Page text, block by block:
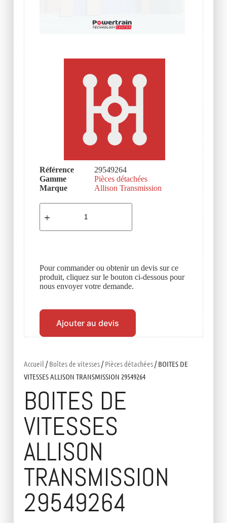
Accueil /Boîtes de vitesses/Pièces détachées/ BOITES DE
VITESSES ALLISON TRANSMISSION 29549264
BOITES DE
VITESSES
ALLISON
TRANSMISSION
29549264
Référence
29549264
Gamme
Pièces détachées
Marque
Allison Transmission
Pour commander ou obtenir un devis sur ce
produit, cliquez sur le bouton ci-dessous pour
nous envoyer votre demande.
Ajouter au devis